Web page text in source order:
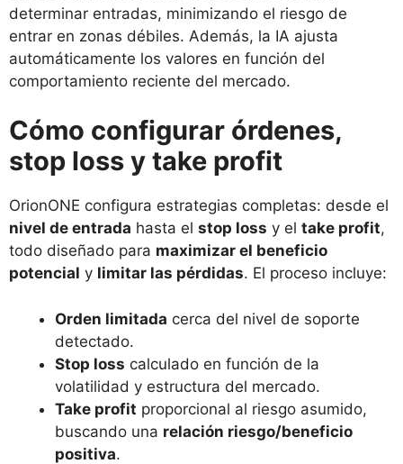
determinar entradas, minimizando el riesgo de
entrar en zonas débiles. Además, la IA ajusta
automáticamente los valores en función del
comportamiento reciente del mercado.
Cómo configurar órdenes,
stop loss y take profit
OrionONE configura estrategias completas: desde el
nivel de entrada hasta el stop loss y el take profit,
todo diseñado para maximizar el beneficio
potencial y limitar las pérdidas. El proceso incluye:
Orden limitada cerca del nivel de soporte
detectado.
Stop loss calculado en función de la
volatilidad y estructura del mercado.
Take profit proporcional al riesgo asumido,
buscando una relación riesgo/beneficio
positiva.